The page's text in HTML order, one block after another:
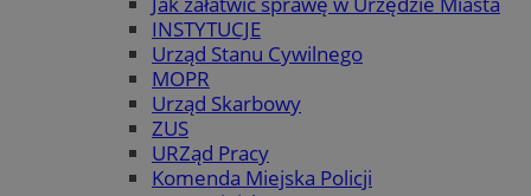
INSTYTUCJE
Urząd Stanu Cywilnego
MOPR
Urząd Skarbowy
ZUS
URZąd Pracy
Komenda Miejska Policji